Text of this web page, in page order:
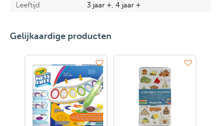
Leeftijd 3 jaar +, 4 jaar +
Gelijkaardige producten